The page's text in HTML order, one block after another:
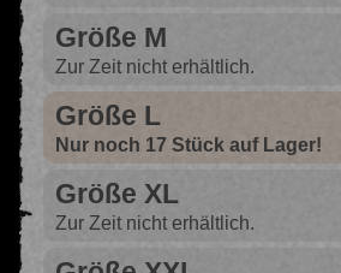
Größe M
Zur Zeit nicht erhältlich.
Größe L
Nur noch 17 Stück auf Lager!
Größe XL
Zur Zeit nicht erhältlich.